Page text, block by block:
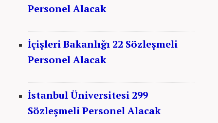
Personel Alacak
İçişleri Bakanlığı 22 Sözleşmeli
Personel Alacak
İstanbul Üniversitesi 299
Sözleşmeli Personel Alacak